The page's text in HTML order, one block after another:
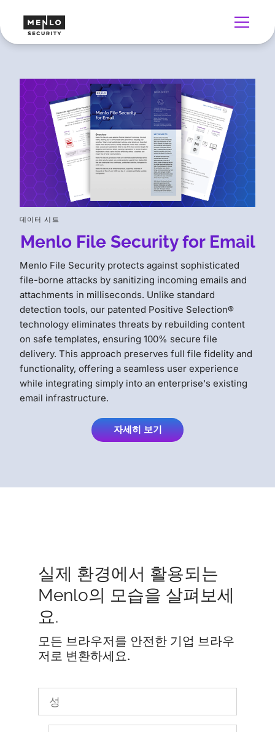
데이터 시트
Menlo File Security for Email
Menlo File Security protects against sophisticated
file-borne attacks by sanitizing incoming emails and
attachments in milliseconds. Unlike standard
detection tools, our patented Positive Selection®
technology eliminates threats by rebuilding content
on safe templates, ensuring 100% secure file
delivery. This approach preserves full file fidelity and
functionality, offering a seamless user experience
while integrating simply into an enterprise's existing
email infrastructure.
자세히 보기
실제 환경에서 활용되는
Menlo의 모습을 살펴보세
요.
모든 브라우저를 안전한 기업 브라우
저로 변환하세요.